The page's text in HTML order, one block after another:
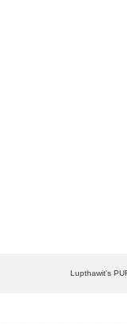
Lupthawit's